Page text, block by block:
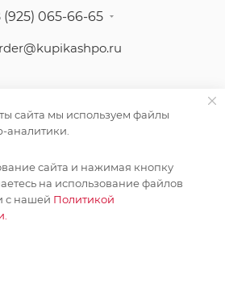
(925) 065-66-65
2017-2026
сайта мы используем файлы
аналитики.
сайта и нажимая кнопку
на использование файлов
с нашей Политикой